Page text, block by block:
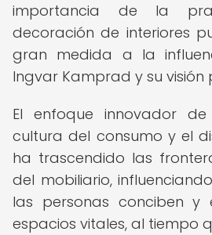
importancia de la
decoración de interiores
gran medida a la
Ingvar Kamprad y su visión
El enfoque innovador
cultura del consumo y el
ha trascendido las
del mobiliario,
las personas conciben y
espacios vitales, al tiempo